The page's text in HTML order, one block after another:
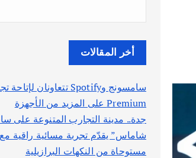
أخر المقالات
Premium على المزيد من الأجهزة
جدة.. مدينة التجارب المتنوعة على
شاماس” يقدّم تجربة مسائية راقية
مستوحاة من النكهات البرازيلية